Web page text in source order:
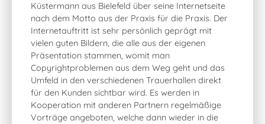
Küstermann aus Bielefeld über seine Internetseite
nach dem Motto aus der Praxis für die Praxis. Der
Internetauftritt ist sehr persönlich geprägt mit
vielen guten Bildern, die alle aus der eigenen
Präsentation stammen, womit man
Copyrightproblemen aus dem Weg geht und das
Umfeld in den verschiedenen Trauerhallen direkt
für den Kunden sichtbar wird. Es werden in
Kooperation mit anderen Partnern regelmäßige
Vorträge angeboten, welche dann wieder in die